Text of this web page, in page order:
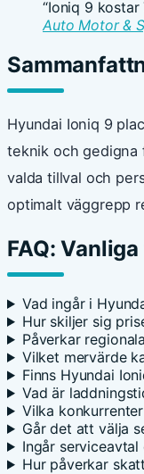
“Ioniq 9
Auto Motor &
Hyundai Ioniq 9
teknik och gedigna
valda tillval och
optimalt väggrepp
FAQ:
Vad ingår i
Hur skiljer sig
Påverkar
Vilket mervärde
Finns Hyundai
Vad är
Vilka
Går det att välja
Ingår serviceavtal
Hur påverkar